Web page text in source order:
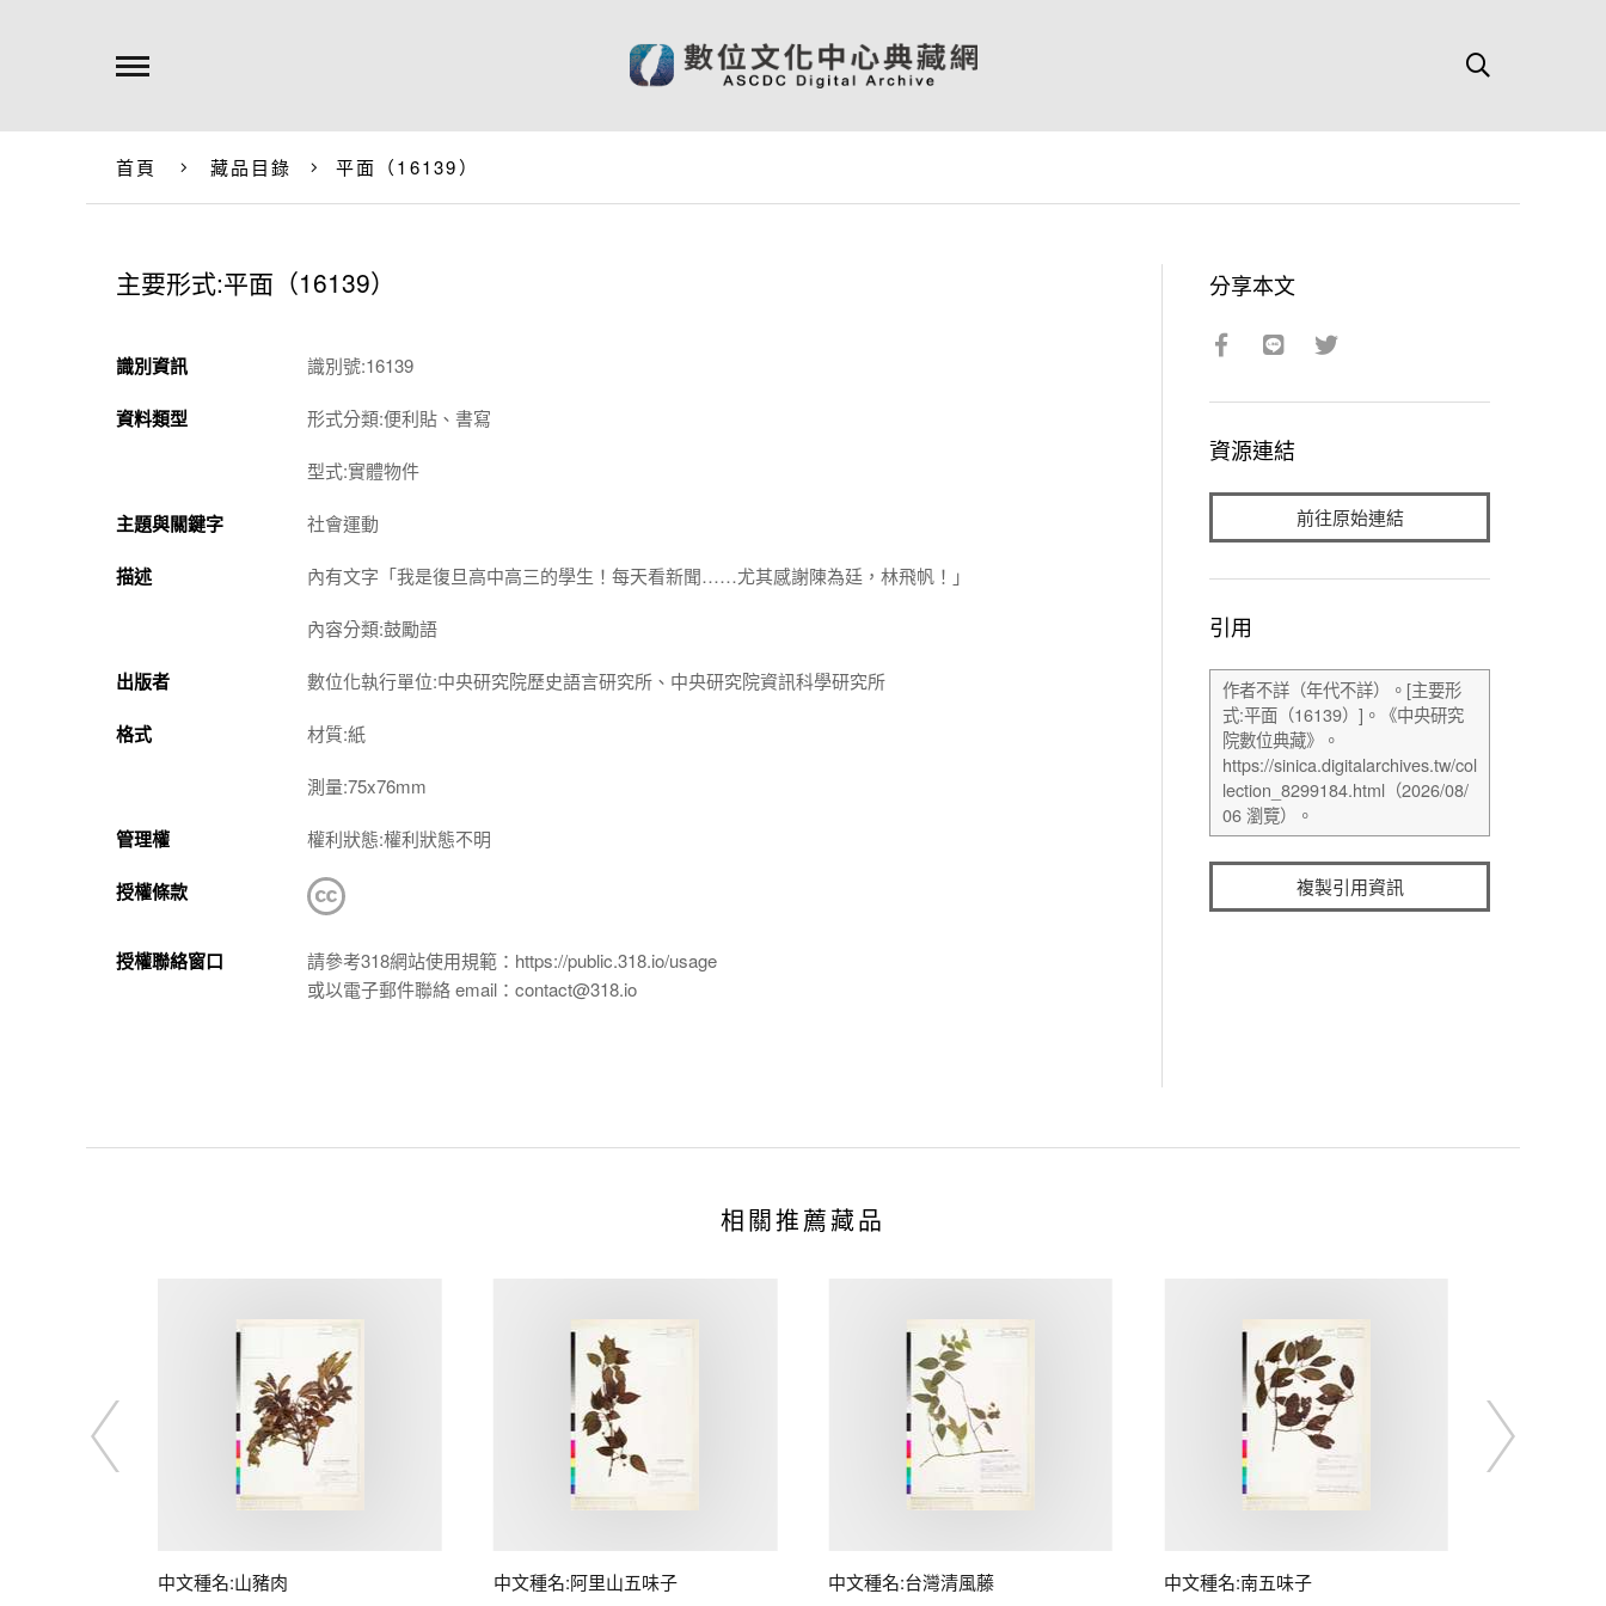
首頁 藏品目錄 平面（16139）
主要形式:平面（16139）
識別資訊 識別號:16139
資料類型 形式分類:便利貼、書寫
型式:實體物件
主題與關鍵字 社會運動
描述 內有文字「我是復旦高中高三的學生！每天看新聞……尤其感謝陳為廷，林飛帆！」
內容分類:鼓勵語
出版者 數位化執行單位:中央研究院歷史語言研究所、中央研究院資訊科學研究所
格式 材質:紙
測量:75x76mm
管理權 權利狀態:權利狀態不明
授權條款
授權聯絡窗口
請參考318網站使用規範：https://public.318.io/usage
或以電子郵件聯絡 email：contact@318.io
分享本文
資源連結
前往原始連結
引用
複製引用資訊
相關推薦藏品
中文種名:山豬肉 中文種名:阿里山五味子 中文種名:台灣清風藤 中文種名:南五味子